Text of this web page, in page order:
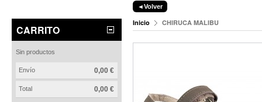
◄Volver
Inicio CHIRUCA MALIBU
CARRITO
Sin productos
Envío 0,00 €
Total 0,00 €